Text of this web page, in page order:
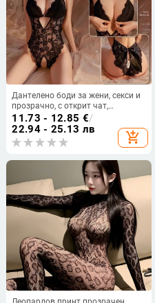
Дантелено боди за жени, секси и
прозрачно, с открит чат,
полиестер 80–90%, пролет 2025
11.73 - 12.85 €/
22.94 - 25.13 лв
add_shopping_cart